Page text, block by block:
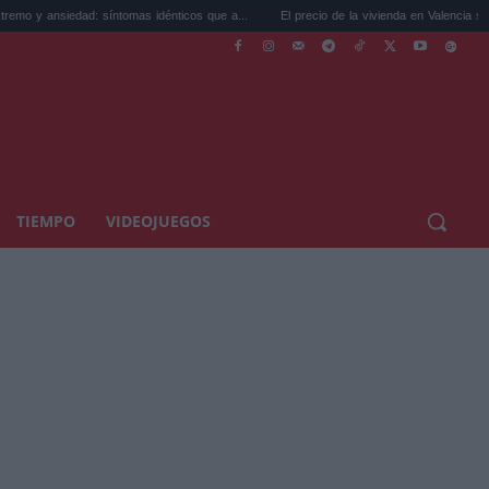
síntomas idénticos que a... El precio de la vivienda en Valencia sube a 3.485 ...
TIEMPO VIDEOJUEGOS